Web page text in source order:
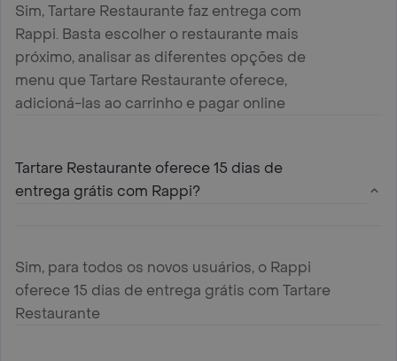
Sim, Tartare Restaurante faz entrega com
Rappi. Basta escolher o restaurante mais
próximo, analisar as diferentes opções de
menu que Tartare Restaurante oferece,
adicioná-las ao carrinho e pagar online
Tartare Restaurante oferece 15 dias de
entrega grátis com Rappi?
Sim, para todos os novos usuários, o Rappi
oferece 15 dias de entrega grátis com Tartare
Restaurante